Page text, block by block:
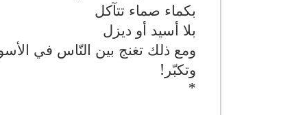
بكماء صماء تتآكل
بلا أسيد أو ديزل
ومع ذلك تغنج بين النّاس في
وتكبّر !
*